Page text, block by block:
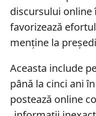
discursului online
favorizează
menține la
Aceasta include
până la cinci ani
postează online